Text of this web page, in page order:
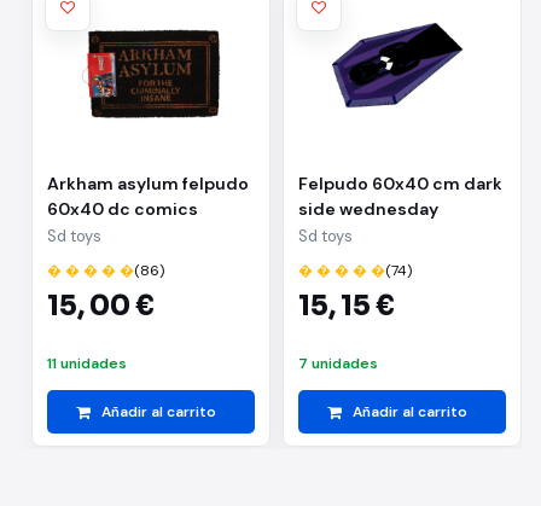
Arkham asylum felpudo
60x40 dc comics
Sd toys
� � � � �(86)
15,00 €
11 unidades
Añadir al carrito
Felpudo 60x40 cm dark
side wednesday
Sd toys
� � � � �(74)
15,15 €
7 unidades
Añadir al carrito